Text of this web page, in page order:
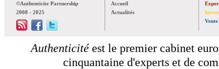
©Authenticite Partnership
2008 - 2025
Accueil
Actualités
Vente
Authenticitéest le premier cabinet
cinquantaine d'experts et de